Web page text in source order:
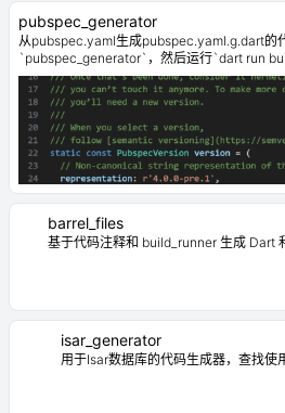
pubspec_generator
从pubspec.yaml生成pubspec.yaml.g.dart的
`pubspec_generator`，然后运行`dart run
barrel_files
基于代码注释和 build_runner 生成 Dart
isar_generator
用于Isar数据库的代码生成器，查找